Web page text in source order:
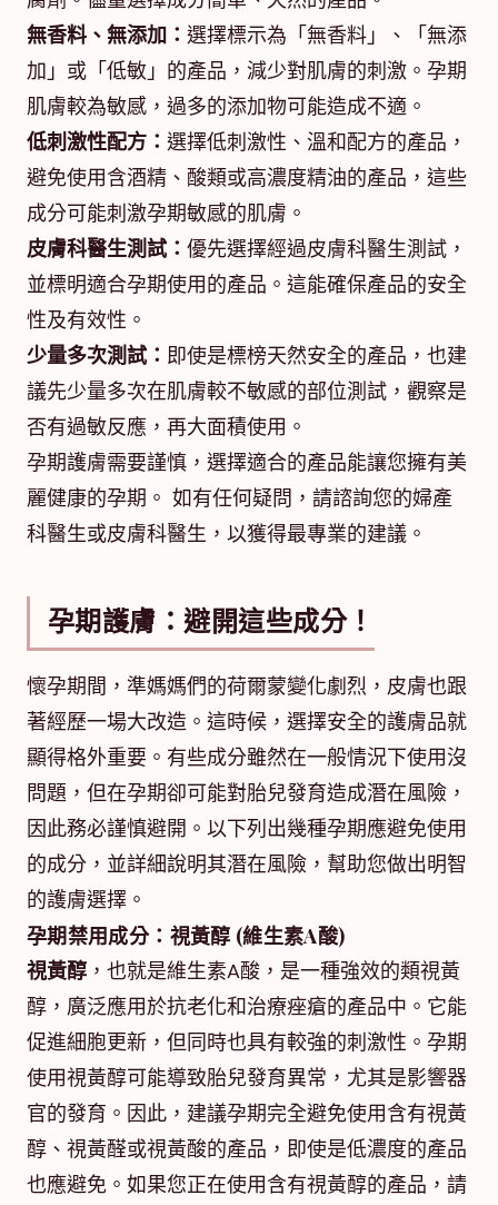
無香料、無添加： 選擇標示為「無香料」、「無添
加」或「低敏」的產品，減少對肌膚的刺激。孕期
肌膚較為敏感，過多的添加物可能造成不適。
低刺激性配方： 選擇低刺激性、溫和配方的產品，
避免使用含酒精、酸類或高濃度精油的產品，這些
成分可能刺激孕期敏感的肌膚。
皮膚科醫生測試： 優先選擇經過皮膚科醫生測試，
並標明適合孕期使用的產品。這能確保產品的安全
性及有效性。
少量多次測試： 即使是標榜天然安全的產品，也建
議先少量多次在肌膚較不敏感的部位測試，觀察是
否有過敏反應，再大面積使用。
孕期護膚需要謹慎，選擇適合的產品能讓您擁有美
麗健康的孕期。 如有任何疑問，請諮詢您的婦產
科醫生或皮膚科醫生，以獲得最專業的建議。
孕期護膚：避開這些成分！
懷孕期間，準媽媽們的荷爾蒙變化劇烈，皮膚也跟
著經歷一場大改造。這時候，選擇安全的護膚品就
顯得格外重要。有些成分雖然在一般情況下使用沒
問題，但在孕期卻可能對胎兒發育造成潛在風險，
因此務必謹慎避開。以下列出幾種孕期應避免使用
的成分，並詳細說明其潛在風險，幫助您做出明智
的護膚選擇。
孕期禁用成分：視黃醇 (維生素A酸)
視黃醇 ，也就是維生素A酸，是一種強效的類視黃
醇，廣泛應用於抗老化和治療痤瘡的產品中。它能
促進細胞更新，但同時也具有較強的刺激性。孕期
使用視黃醇可能導致胎兒發育異常，尤其是影響器
官的發育。因此，建議孕期完全避免使用含有視黃
醇、視黃醛或視黃酸的產品，即使是低濃度的產品
也應避免。如果您正在使用含有視黃醇的產品，請